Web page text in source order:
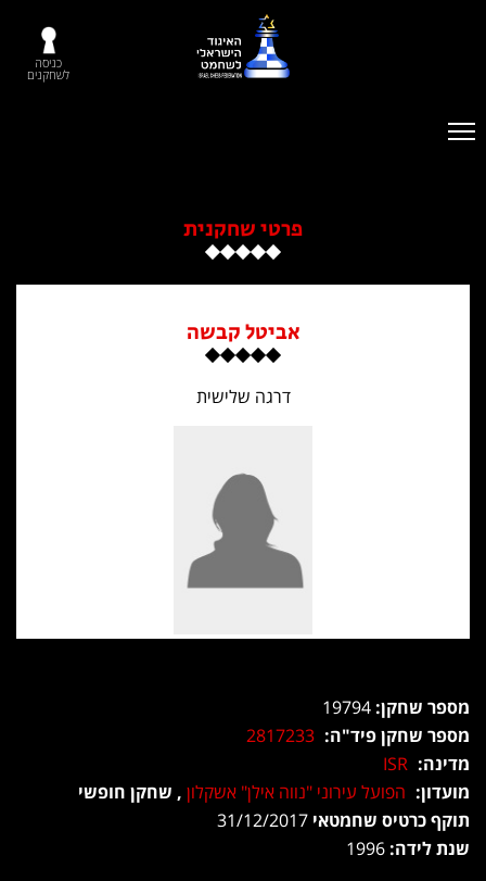
כניסה
לשחקנים
פרטי שחקנית
אביטל קבשה
דרגה שלישית
מספר שחקן:
מספר שחקן פיד"ה: 2817233
מדינה: ISR
מועדון: הפועל עירוני "נווה אילן" אשקלון , שחקן חופשי
תוקף כרטיס שחמטאי
שנת לידה: